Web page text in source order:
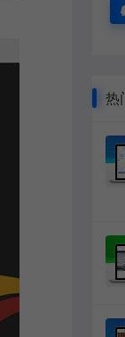
热